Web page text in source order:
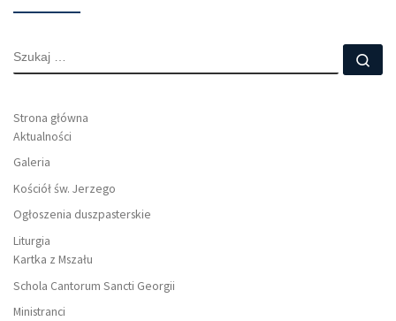
SZUKAJ
Strona główna
Aktualności
Galeria
Kościół św. Jerzego
Ogłoszenia duszpasterskie
Liturgia
Kartka z Mszału
Schola Cantorum Sancti Georgii
Ministranci